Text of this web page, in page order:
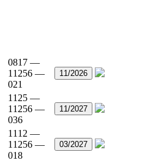
0817 —
11256 —
021
11/2026
1125 —
11256 —
036
11/2027
1112 —
11256 —
018
03/2027